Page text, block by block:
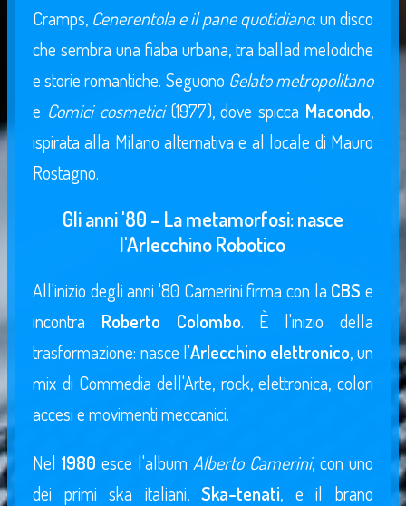
Cramps, Cenerentola e il pane quotidiano: un disco
che sembra una fiaba urbana, tra ballad melodiche
e storie romantiche. Seguono Gelato metropolitano
e Comici cosmetici(1977), dove spicca Macondo,
ispirata alla Milano alternativa e al locale di Mauro
Rostagno.
Gli anni '80 – La metamorfosi: nasce
l'Arlecchino Robotico
All'inizio degli anni '80 Camerini firma con la CBS e
incontra Roberto Colombo. È l'inizio della
trasformazione: nasce l'Arlecchino elettronico, un
mix di Commedia dell'Arte, rock, elettronica, colori
accesi e movimenti meccanici.
Nel1980 esce l'album Alberto Camerini, con uno
dei primi ska italiani,Ska-tenati, e il brano